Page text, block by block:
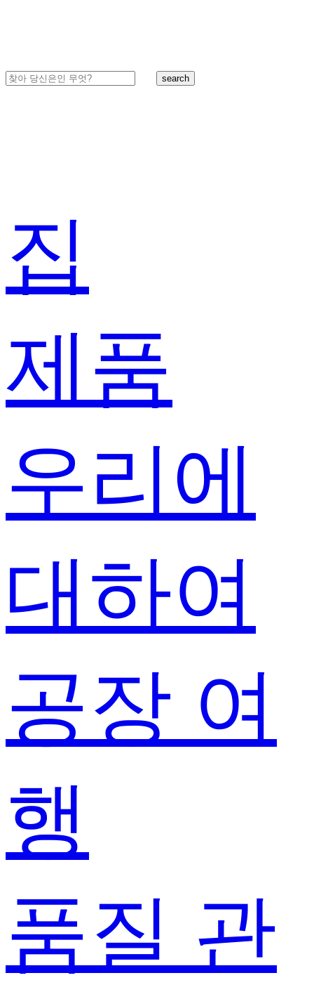
search
집
제품
우리에
대하여
공장 여
행
품질 관